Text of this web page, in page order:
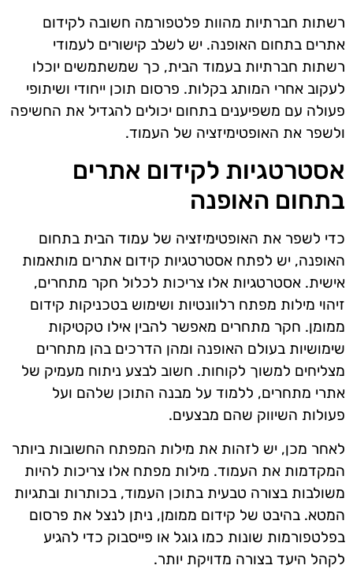
רשתות חברתיות מהוות פלטפורמה חשובה לקידום
אתרים בתחום האופנה. יש לשלב קישורים לעמודי
רשתות חברתיות בעמוד הבית, כך שמשתמשים יוכלו
לעקוב אחרי המותג בקלות. פרסום תוכן ייחודי ושיתופי
פעולה עם משפיענים בתחום יכולים להגדיל את החשיפה
ולשפר את האופטימיזציה של העמוד.
אסטרטגיות לקידום אתרים
בתחום האופנה
כדי לשפר את האופטימיזציה של עמוד הבית בתחום
האופנה, יש לפתח אסטרטגיות קידום אתרים מותאמות
אישית. אסטרטגיות אלו צריכות לכלול חקר מתחרים,
זיהוי מילות מפתח רלוונטיות ושימוש בטכניקות קידום
ממומן. חקר מתחרים מאפשר להבין אילו טקטיקות
שימושיות בעולם האופנה ומהן הדרכים בהן מתחרים
מצליחים למשוך לקוחות. חשוב לבצע ניתוח מעמיק של
אתרי מתחרים, ללמוד על מבנה התוכן שלהם ועל
פעולות השיווק שהם מבצעים.
לאחר מכן, יש לזהות את מילות המפתח החשובות ביותר
המקדמות את העמוד. מילות מפתח אלו צריכות להיות
משולבות בצורה טבעית בתוכן העמוד, בכותרות ובתגיות
המטא. בהיבט של קידום ממומן, ניתן לנצל את פרסום
בפלטפורמות שונות כמו גוגל או פייסבוק כדי להגיע
לקהל היעד בצורה מדויקת יותר.